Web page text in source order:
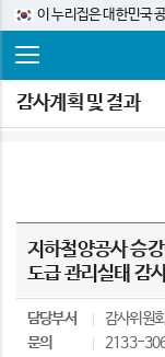
이 누리집은 대한민국
감사계획 및 결과
지하철양공사 승
도급 관리실태
담당부서 감사위원회
문의
2133-